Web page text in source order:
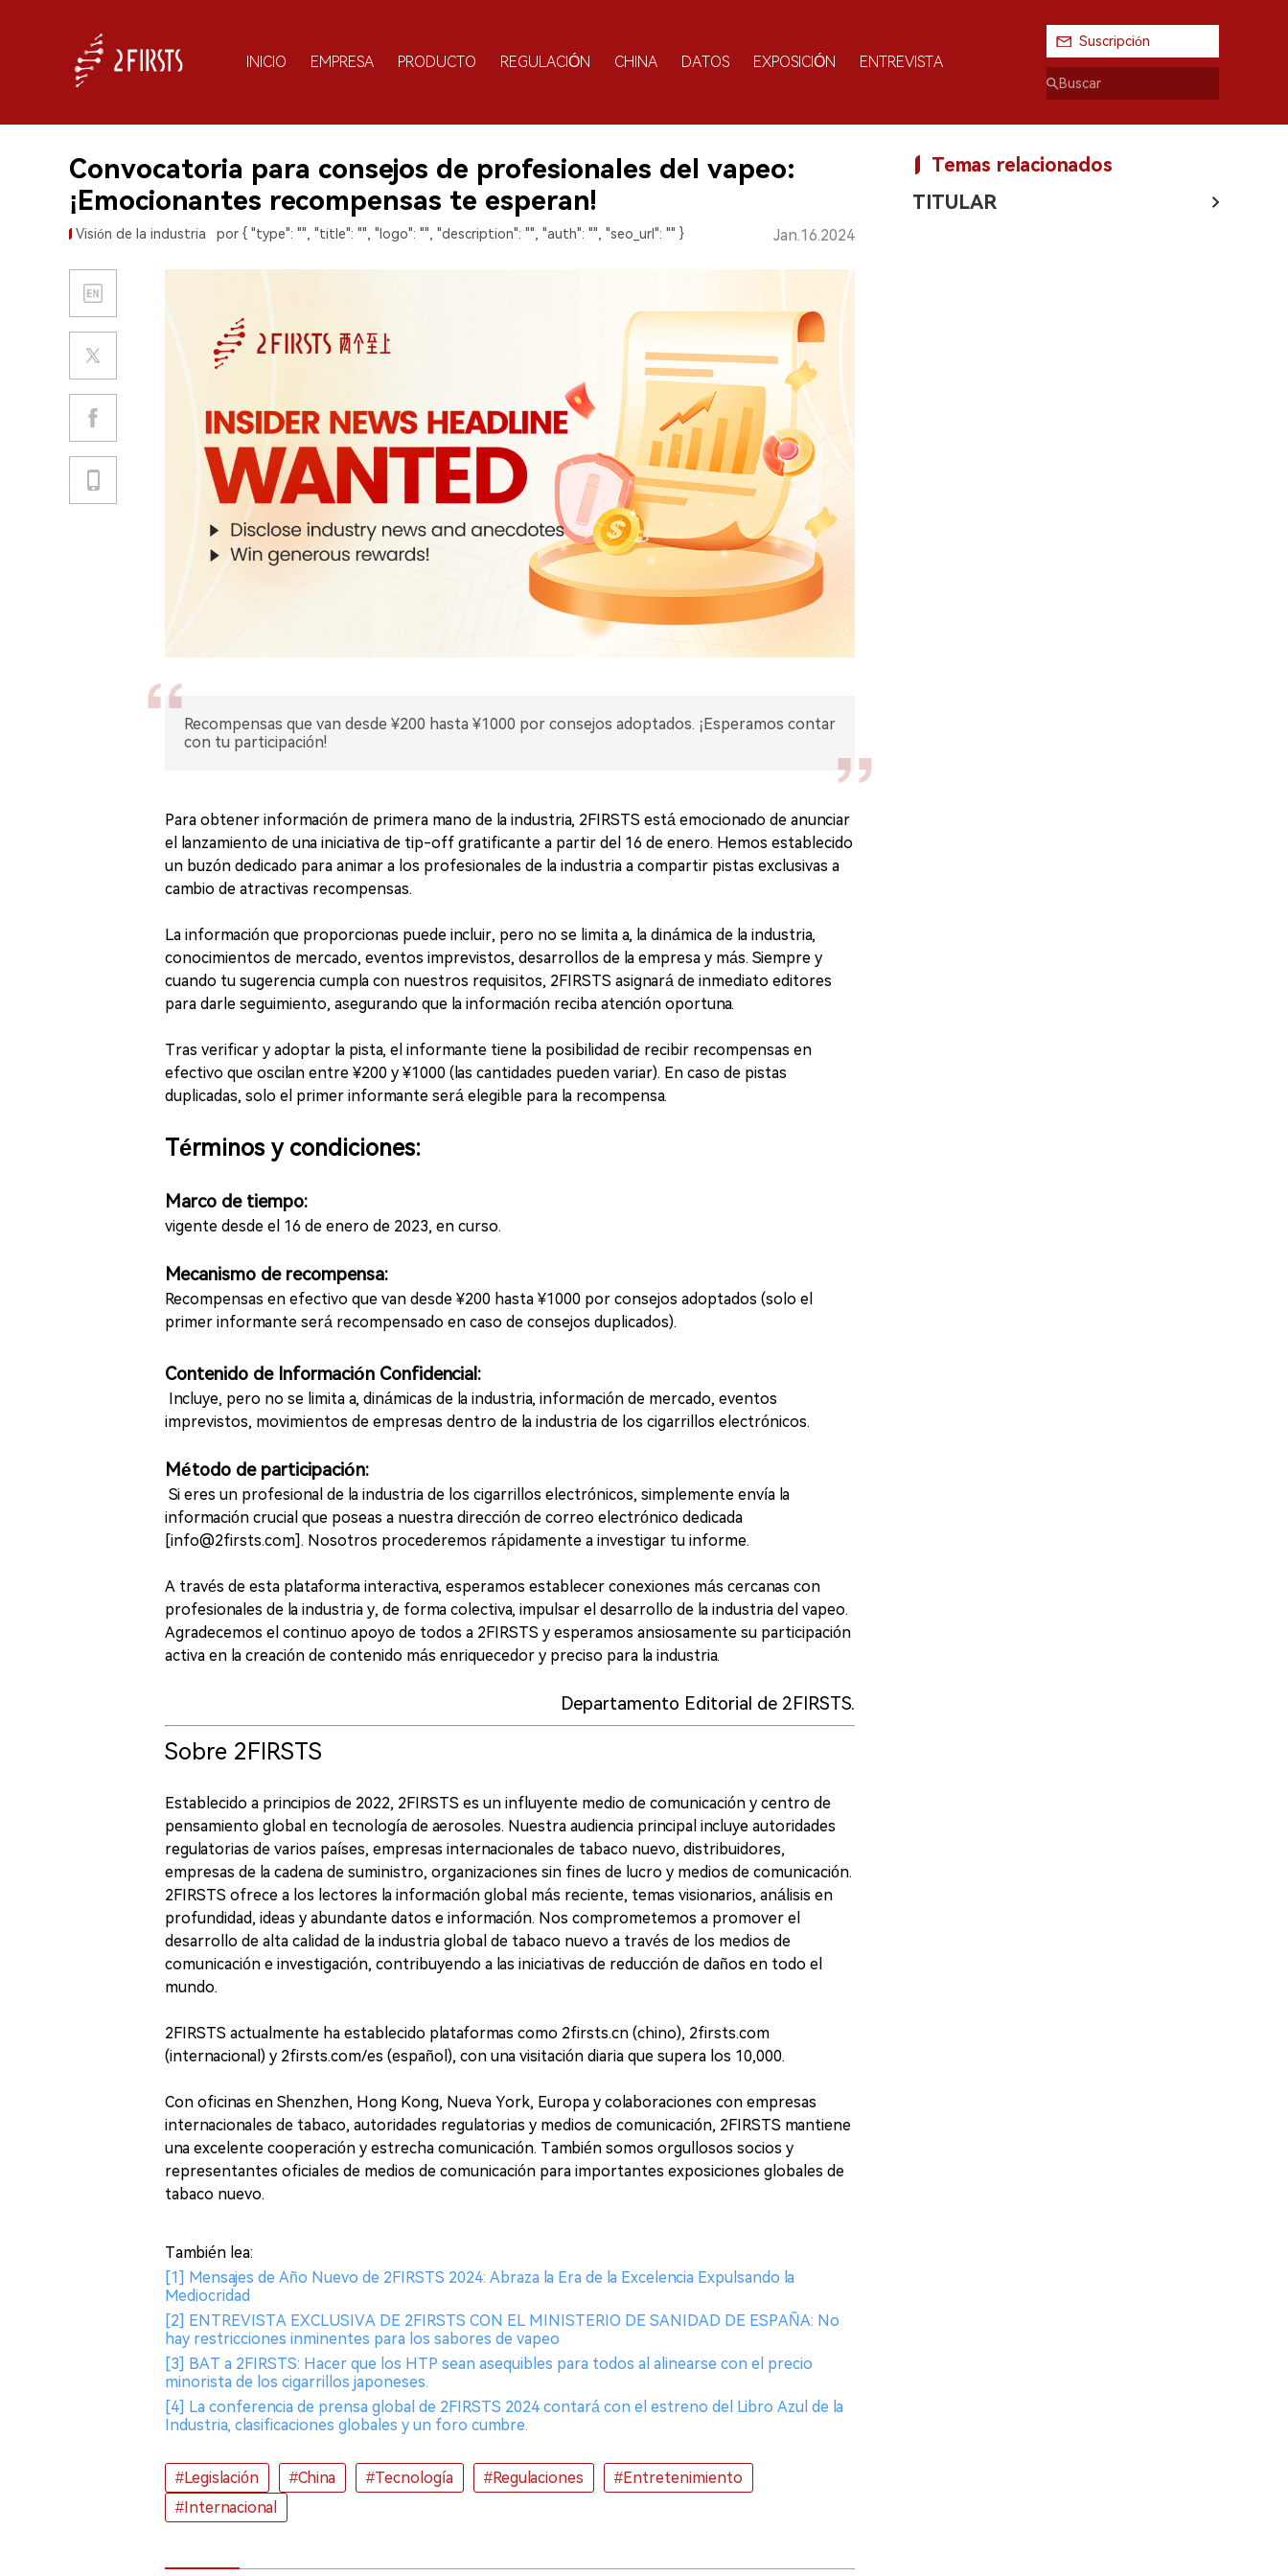
INICIO EMPRESA PRODUCTO REGULACIÓN CHINA DATOS EXPOSICIÓN ENTREVISTA
Suscripción
Convocatoria para consejos de profesionales del vapeo:
¡Emocionantes recompensas te esperan!
Visión de la industria por { "type": "", "title": "", "logo": "", "description": "", "auth": "", "seo_url": "" } Jan.16.2024
Recompensas que van desde ¥200 hasta ¥1000 por consejos adoptados. ¡Esperamos contar
con tu participación!
Para obtener información de primera mano de la industria, 2FIRSTS está emocionado de anunciar
el lanzamiento de una iniciativa de tip-off gratificante a partir del 16 de enero. Hemos establecido
un buzón dedicado para animar a los profesionales de la industria a compartir pistas exclusivas a
cambio de atractivas recompensas.
La información que proporcionas puede incluir, pero no se limita a, la dinámica de la industria,
conocimientos de mercado, eventos imprevistos, desarrollos de la empresa y más. Siempre y
cuando tu sugerencia cumpla con nuestros requisitos, 2FIRSTS asignará de inmediato editores
para darle seguimiento, asegurando que la información reciba atención oportuna.
Tras verificar y adoptar la pista, el informante tiene la posibilidad de recibir recompensas en
efectivo que oscilan entre ¥200 y ¥1000 (las cantidades pueden variar). En caso de pistas
duplicadas, solo el primer informante será elegible para la recompensa.
Términos y condiciones:
Marco de tiempo:
vigente desde el 16 de enero de 2023, en curso.
Mecanismo de recompensa:
Recompensas en efectivo que van desde ¥200 hasta ¥1000 por consejos adoptados (solo el
primer informante será recompensado en caso de consejos duplicados).
Contenido de Información Confidencial:
Incluye, pero no se limita a, dinámicas de la industria, información de mercado, eventos
imprevistos, movimientos de empresas dentro de la industria de los cigarrillos electrónicos.
Método de participación:
Si eres un profesional de la industria de los cigarrillos electrónicos, simplemente envía la
información crucial que poseas a nuestra dirección de correo electrónico dedicada
[info@2firsts.com]. Nosotros procederemos rápidamente a investigar tu informe.
A través de esta plataforma interactiva, esperamos establecer conexiones más cercanas con
profesionales de la industria y, de forma colectiva, impulsar el desarrollo de la industria del vapeo.
Agradecemos el continuo apoyo de todos a 2FIRSTS y esperamos ansiosamente su participación
activa en la creación de contenido más enriquecedor y preciso para la industria.
Departamento Editorial de 2FIRSTS.
Sobre 2FIRSTS
Establecido a principios de 2022, 2FIRSTS es un influyente medio de comunicación y centro de
pensamiento global en tecnología de aerosoles. Nuestra audiencia principal incluye autoridades
regulatorias de varios países, empresas internacionales de tabaco nuevo, distribuidores,
empresas de la cadena de suministro, organizaciones sin fines de lucro y medios de comunicación.
2FIRSTS ofrece a los lectores la información global más reciente, temas visionarios, análisis en
profundidad, ideas y abundante datos e información. Nos comprometemos a promover el
desarrollo de alta calidad de la industria global de tabaco nuevo a través de los medios de
comunicación e investigación, contribuyendo a las iniciativas de reducción de daños en todo el
mundo.
2FIRSTS actualmente ha establecido plataformas como 2firsts.cn (chino), 2firsts.com
(internacional) y 2firsts.com/es (español), con una visitación diaria que supera los 10,000.
Con oficinas en Shenzhen, Hong Kong, Nueva York, Europa y colaboraciones con empresas
internacionales de tabaco, autoridades regulatorias y medios de comunicación, 2FIRSTS mantiene
una excelente cooperación y estrecha comunicación. También somos orgullosos socios y
representantes oficiales de medios de comunicación para importantes exposiciones globales de
tabaco nuevo.
También lea:
[1] Mensajes de Año Nuevo de 2FIRSTS 2024: Abraza la Era de la Excelencia Expulsando la
Mediocridad
[2] ENTREVISTA EXCLUSIVA DE 2FIRSTS CON EL MINISTERIO DE SANIDAD DE ESPAÑA: No
hay restricciones inminentes para los sabores de vapeo
[3] BAT a 2FIRSTS: Hacer que los HTP sean asequibles para todos al alinearse con el precio
minorista de los cigarrillos japoneses.
[4] La conferencia de prensa global de 2FIRSTS 2024 contará con el estreno del Libro Azul de la
Industria, clasificaciones globales y un foro cumbre.
#Legislación #China #Tecnología #Regulaciones
#Entretenimiento
#Internacional
Temas relacionados
TITULAR